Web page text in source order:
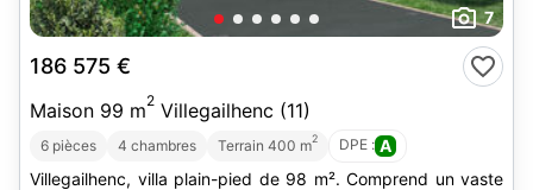
7
186 575 €
Maison 99 m2 Villegailhenc (11)
6 pièces 4 chambres Terrain 400 m2 DPE : A
Villegailhenc, villa plain-pied de 98 m². Comprend un vaste